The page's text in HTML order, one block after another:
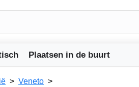
Plaatsen in de buurt
Veneto